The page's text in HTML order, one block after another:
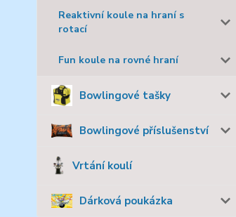
Reaktivní koule na hraní s
rotací
Fun koule na rovné hraní
Bowlingové tašky
Bowlingové příslušenství
Vrtání koulí
Dárková poukázka